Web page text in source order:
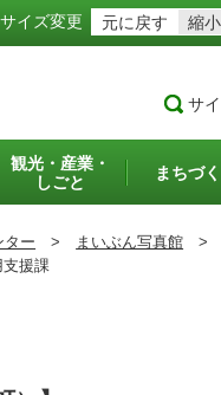
イズ変更 元に戻す 縮小
サ
観光・産業・
しごと
まちづ
ター > まいぶん写真館 >
援課